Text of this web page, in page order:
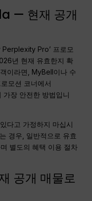
— 현재 공개
Pro’ 프로모
년 현재 유효한지 확
이라면, MyBell이나 수
모션 코너에서
장 안전한 방법입니
다고 가정하지 마십시
경우, 일반적으로 유효
별도의 혜택 이용 절차
공개 매물로